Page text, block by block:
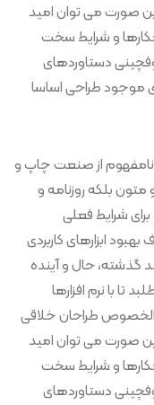
صورت می توان امید
و شرایط سخت
دستاوردهای
موجود طراحی اساسا
نامفهوم از صنعت چاپ و
متون بلکه روزنامه و
شرایط فعلی
ابزارهای کاربردی
گذشته، حال و آینده
با نرم افزارها
الخصوص طراحان خلاقی
صورت می توان امید
و شرایط سخت
دستاوردهای